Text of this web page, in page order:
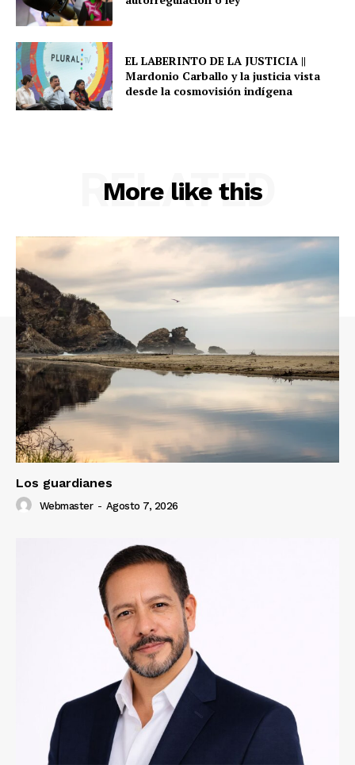
EL LABERINTO DE LA JUSTICIA ||
Mardonio Carballo y la justicia vista
desde la cosmovisión indígena
More like this
RELATED
Los guardianes
Webmaster - Agosto 7, 2026